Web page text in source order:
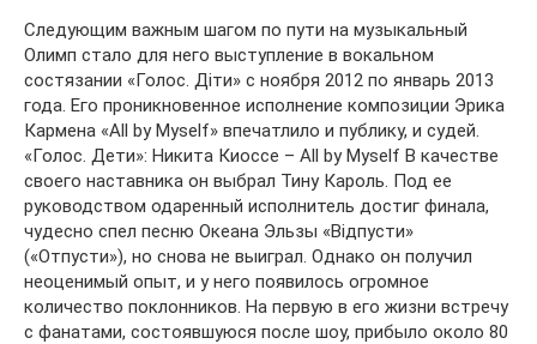
Следующим важным шагом по пути на музыкальный
Олимп стало для него выступление в вокальном
состязании «Голос. Дiти» с ноября 2012 по январь 2013
года. Его проникновенное исполнение композиции Эрика
Кармена «All by Myself» впечатлило и публику, и судей.
«Голос. Дети»: Никита Киоссе – All by Myself В качестве
своего наставника он выбрал Тину Кароль. Под ее
руководством одаренный исполнитель достиг финала,
чудесно спел песню Океана Эльзы «Відпусти»
(«Отпусти»), но снова не выиграл. Однако он получил
неоценимый опыт, и у него появилось огромное
количество поклонников. На первую в его жизни встречу
с фанатами, состоявшуюся после шоу, прибыло около 80